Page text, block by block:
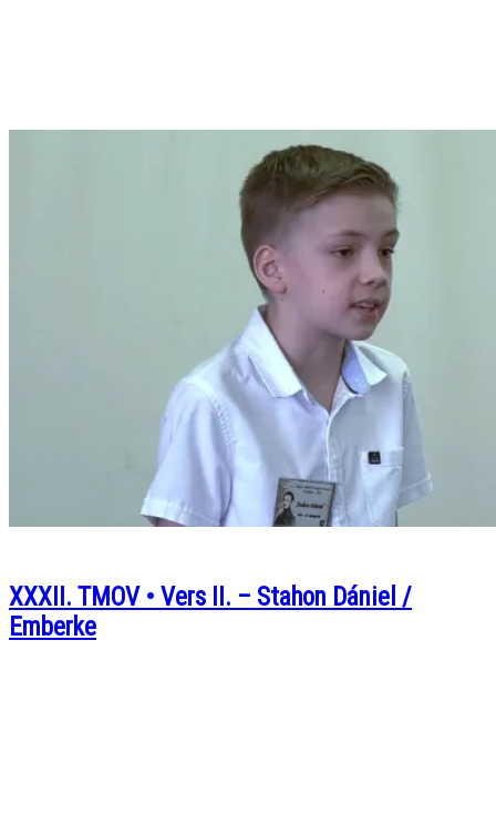
XXXII. TMOV • Vers II. – Stahon Dániel /
Emberke